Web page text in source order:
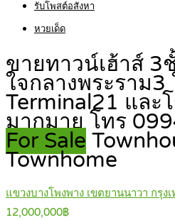
รับโพสต์อสังหา
หวยเด็ด
ขายทาวน์เฮ้าส์ 3
ใจกลางพระราม3
Terminal21 และ
มากมาย โทร
For Sale
Townhome
แขวงบางโพงพาง เขตยานนาวา กรุ
12,000,000฿